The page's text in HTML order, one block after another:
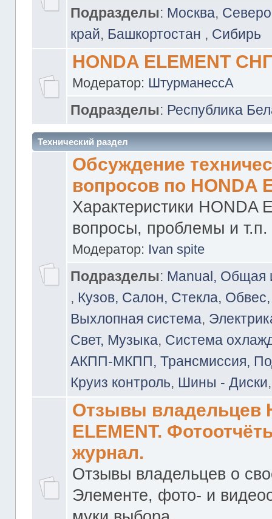
Подразделы: Москва,
край, Башкортостан , Сибирь
HONDA ELEMENT
Модератор: ШтурманессА
Подразделы: Республика
Технический раздел
Обсуждение
вопросов по HONDA
Характеристики HONDA
вопросы, проблемы и т.п.
Модератор: Ivan spite
Подразделы: Manual,
, Кузов, Салон, Стекла,
Выхлопная система,
Свет, Музыка, Система
АКПП-МКПП, Трансмиссия,
Круиз контроль, Шины - Диски
Отзывы владельцев
ELEMENT.
журнал.
Отзывы владельцев о
Элементе, фото- и